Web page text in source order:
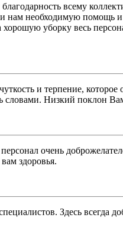
всему
необходимую помощь и
уборку весь
и терпение,
Низкий поклон
очень
здоровья.
Здесь всегда